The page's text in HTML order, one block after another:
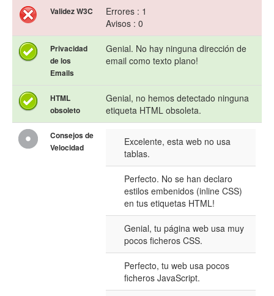
Validez W3C
Errores : 1
Avisos : 0
Privacidad
de los
Emails
Genial. No hay ninguna dirección de
email como texto plano!
HTML
obsoleto
Genial, no hemos detectado ninguna
etiqueta HTML obsoleta.
Consejos de
Velocidad
Excelente, esta web no usa
tablas.
Perfecto. No se han declaro
estilos embenidos (inline CSS)
en tus etiquetas HTML!
Genial, tu página web usa muy
pocos ficheros CSS.
Perfecto, tu web usa pocos
ficheros JavaScript.